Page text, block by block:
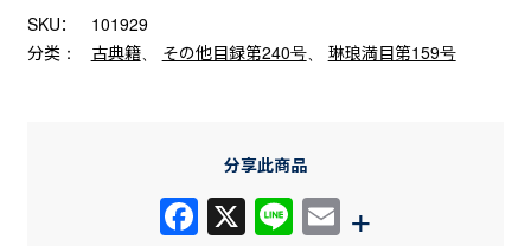
SKU：
101929
分类：
古典籍、 その他目録第240号、 琳琅満目第159号
分享此商品
F X Li E
+